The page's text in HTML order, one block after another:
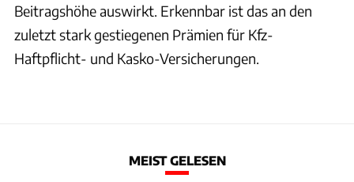
Beitragshöhe auswirkt. Erkennbar ist das an den
zuletzt stark gestiegenen Prämien für Kfz-
Haftpflicht- und Kasko-Versicherungen.
MEIST GELESEN